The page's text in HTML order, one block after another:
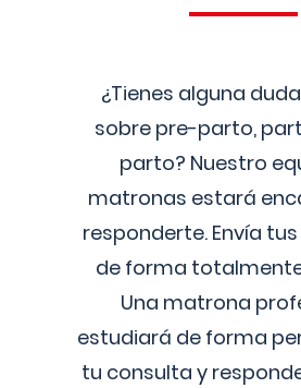
¿Tienes alguna
sobre pre-parto,
parto? Nuestro
matronas estará
responderte. Envía
de forma
Una matrona
estudiará de forma
tu consulta y